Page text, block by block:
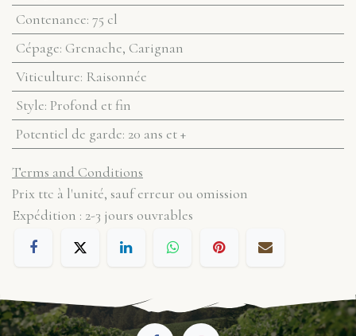
Contenance: 75 cl
Cépage: Grenache, Carignan
Viticulture: Raisonnée
Style: Profond et fin
Potentiel de garde: 20 ans et +
Terms and Conditions
Prix ttc à l'unité, sauf erreur ou omission
Expédition : 2-3 jours ouvrables